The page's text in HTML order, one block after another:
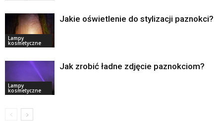
Lampy
kosmetyczne
Jakie oświetlenie do stylizacji paznokci?
Lampy
kosmetyczne
Jak zrobić ładne zdjęcie paznokciom?